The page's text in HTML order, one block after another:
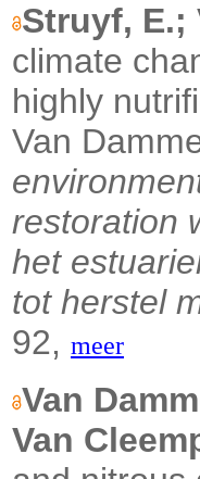
Struyf, E.;
climate
highly
Van
restoration
het
tot herstel
92, meer
Van
Van